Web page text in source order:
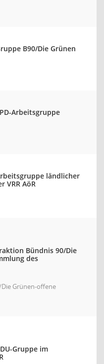
B90/Die Grünen
Arbeitsgruppe
ländlicher
VRR AöR
Bündnis 90/Die
des
Grünen-offene
Gruppe im